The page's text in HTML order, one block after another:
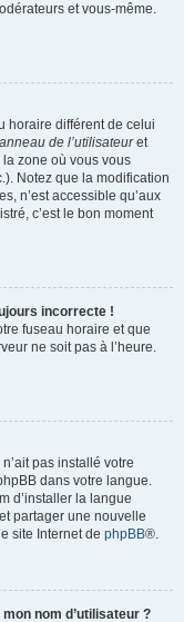
et vous-même.
horaire différent de celui
de l’utilisateuret
zone où vous vous
Notez que la modification
n’est accessible qu’aux
c’est le bon moment
incorrecte !
fuseau horaire et que
ne soit pas à l’heure.
pas installé votre
dans votre langue.
d’installer la langue
partager une nouvelle
site Internet de phpBB®.
nom d’utilisateur ?